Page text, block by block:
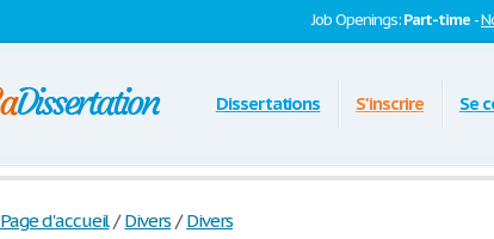
Job Openings:Part-time -
Dissertations S'inscrire Se
Page d'accueil / Divers / Divers